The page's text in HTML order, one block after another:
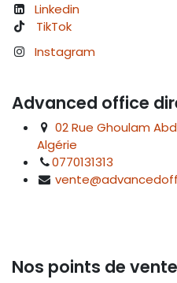
Linkedin
TikTok
Instagram
Advanced office
02 Rue Ghoulam
Algérie
0770131313
Nos points de